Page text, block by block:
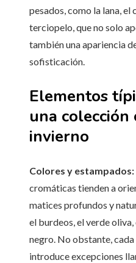
pesados, como la lana, el
terciopelo, que no solo
también una apariencia
sofisticación.
Elementos
una
invierno
Colores y estampados:
cromáticas tienden a
matices profundos y
el burdeos, el verde
negro. No obstante,
introduce excepciones